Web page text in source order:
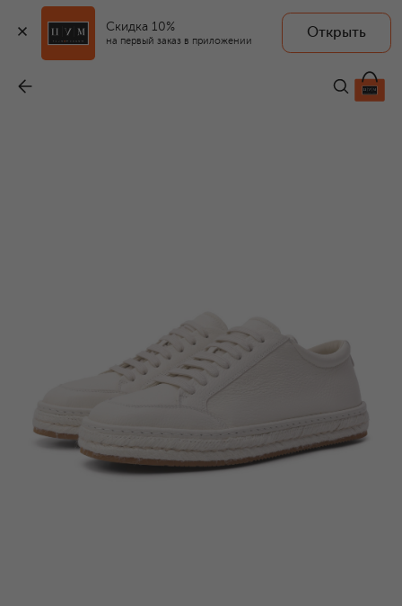
Скидка 10%
на первый заказ в приложении
Открыть
89 950 ₽